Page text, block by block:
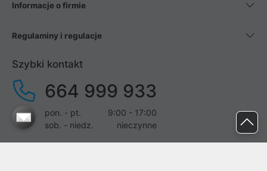
Informacje o firmie
Regulaminy i regulacje
Szybki kontakt
664 999 933
pon. - pt.
9:00 - 17:00
sob. - niedz.
nieczynne